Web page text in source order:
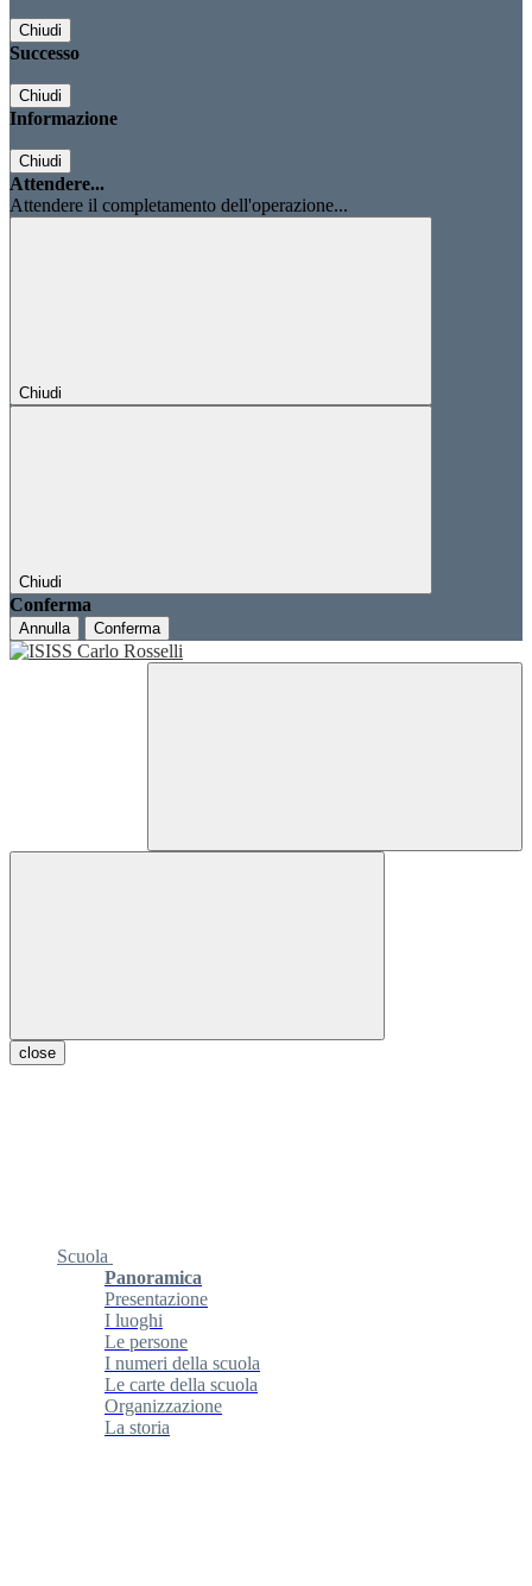
Chiudi
Successo
Chiudi
Informazione
Chiudi
Attendere...
Attendere il completamento dell'operazione...
Chiudi
Chiudi
Conferma
Annulla Conferma
close
Scuola
Panoramica
Presentazione
I luoghi
Le persone
I numeri della scuola
Le carte della scuola
Organizzazione
La storia